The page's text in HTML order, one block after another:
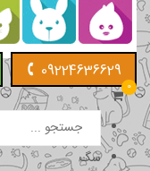
09224636629
0
سگ